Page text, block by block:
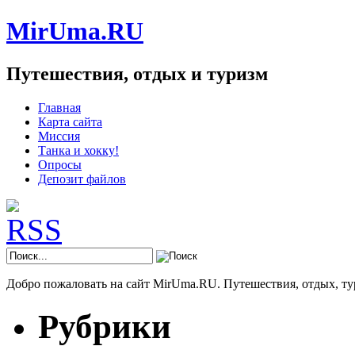
MirUma.RU
Путешествия, отдых и туризм
Главная
Карта сайта
Миссия
Танка и хокку!
Опросы
Депозит файлов
Добро пожаловать на сайт MirUma.RU. Путешествия, отдых,
Рубрики